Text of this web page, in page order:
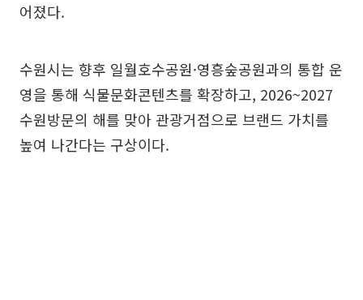
어졌다.
수원시는 향후 일월호수공원·영흥숲공원과의 통합 운
영을 통해 식물문화콘텐츠를 확장하고, 2026~2027
수원방문의 해를 맞아 관광거점으로 브랜드 가치를
높여 나간다는 구상이다.